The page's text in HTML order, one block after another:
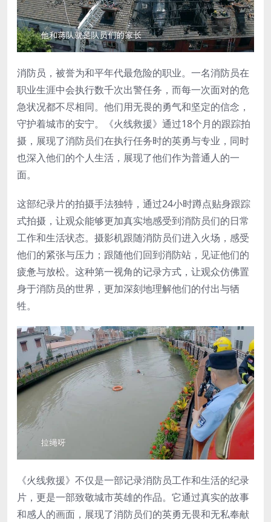
消防员，被誉为和平年代最危险的职业。一名消防员在
职业生涯中会执行数千次出警任务，而每一次面对的危
急状况都不尽相同。他们用无畏的勇气和坚定的信念，
守护着城市的安宁。《火线救援》通过18个月的跟踪拍
摄，展现了消防员们在执行任务时的英勇与专业，同时
也深入他们的个人生活，展现了他们作为普通人的一
面。
这部纪录片的拍摄手法独特，通过24小时蹲点贴身跟踪
式拍摄，让观众能够更加真实地感受到消防员们的日常
工作和生活状态。摄影机跟随消防员们进入火场，感受
他们的紧张与压力；跟随他们回到消防站，见证他们的
疲惫与放松。这种第一视角的记录方式，让观众仿佛置
身于消防员的世界，更加深刻地理解他们的付出与牺
牲。
《火线救援》不仅是一部记录消防员工作和生活的纪录
片，更是一部致敬城市英雄的作品。它通过真实的故事
和感人的画面，展现了消防员们的英勇无畏和无私奉献